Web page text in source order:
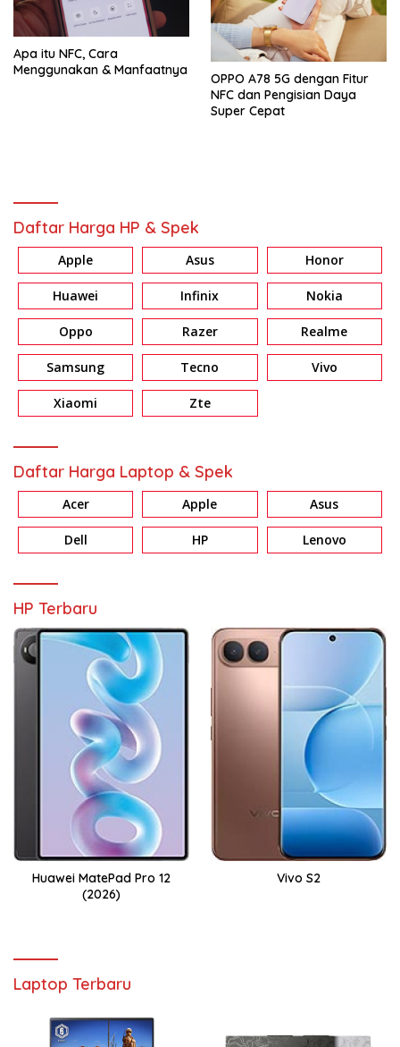
Apa itu NFC, Cara
Menggunakan & Manfaatnya
OPPO A78 5G dengan Fitur
NFC dan Pengisian Daya
Super Cepat
Daftar Harga HP & Spek
Apple Asus Honor
Huawei Infinix Nokia
Oppo Razer Realme
Samsung Tecno Vivo
Xiaomi Zte
Daftar Harga Laptop & Spek
Acer Apple Asus
Dell HP Lenovo
HP Terbaru
Huawei MatePad Pro 12
(2026)
Vivo S2
Laptop Terbaru